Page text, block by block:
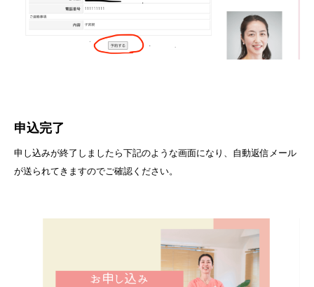
申込完了
申し込みが終了しましたら下記のような画面になり、自動返信メール
が送られてきますのでご確認ください。